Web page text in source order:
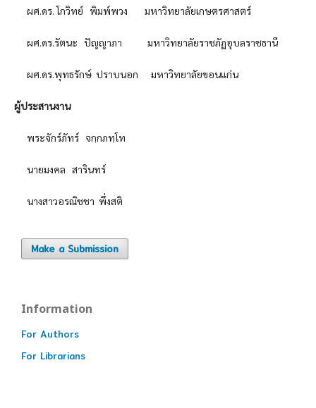
ผศ.ดร. โกวิทย์ พิมพ์พวง มหาวิทยาลัยเกษตรศาสตร์
ผศ.ดร.รัตนะ ปัญญาภา มหาวิทยาลัยราชภัฏอุบลราชธานี
ผศ.ดร.พุทธรักษ์ ปราบนอก มหาวิทยาลัยขอนแก่น
ผู้ประสานงาน
พระจักร์ภัทร์ จกฺกภทฺโท
นายมงคล สารินทร์
นางสาวอรณิชชา พึ่งสติ
Make a Submission
Information
For Authors
For Librarians